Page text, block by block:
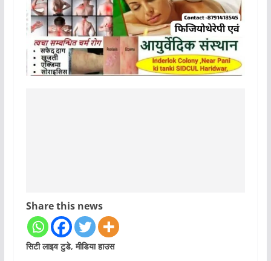
Share this news
सिटी लाइव टुडे, मीडिया हाउस